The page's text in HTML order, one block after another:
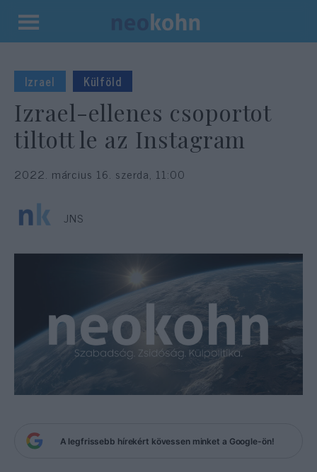
Kilépés
tartalomba
Izrael Külföld
Izrael-ellenes csoportot
tiltott le az Instagram
2022. március 16. szerda, 11:00
JNS
A legfrissebb hírekért kövessen minket a Google-ön!